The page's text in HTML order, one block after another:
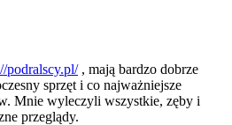
podralscy.pl/, mają bardzo dobrze
sprzęt i co najważniejsze
Mnie wyleczyli wszystkie, zęby i
przeglądy.